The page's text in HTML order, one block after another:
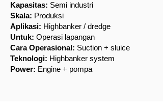
Kapasitas: Semi industri
Skala: Produksi
Aplikasi: Highbanker / dredge
Untuk: Operasi lapangan
Cara Operasional: Suction + sluice
Teknologi: Highbanker system
Power: Engine + pompa